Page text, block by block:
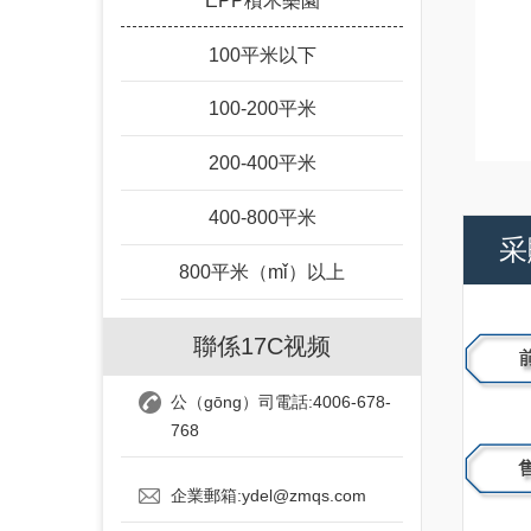
100平米以下
100-200平米
200-400平米
400-800平米
800平米（mǐ）以上
聯係17C视频
公（gōng）司電話:4006-678-
768
企業郵箱:ydel@zmqs.com